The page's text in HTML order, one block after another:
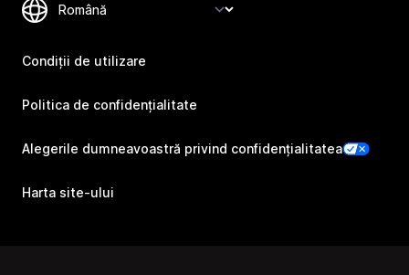
Condiții de utilizare
Politica de confidențialitate
Alegerile dumneavoastră privind confidențialitatea
Harta site-ului